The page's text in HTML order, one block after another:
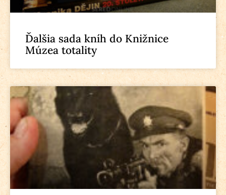
Ďalšia sada kníh do Knižnice
Múzea totality